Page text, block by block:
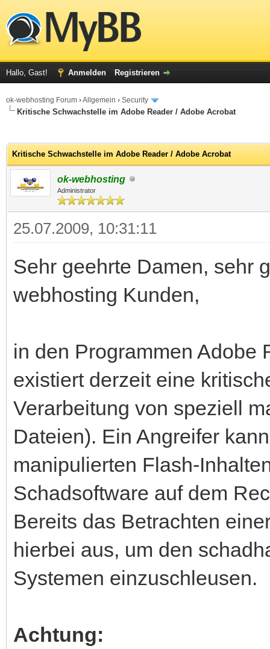
Hallo, Gast! Anmelden Registrieren
ok-webhosting Forum ›Allgemein › Security
Kritische Schwachstelle im Adobe Reader / Adobe Acrobat
Kritische Schwachstelle im Adobe Reader / Adobe Acrobat
ok-webhosting
Administrator
25.07.2009, 10:31:11
Sehr geehrte Damen, sehr
webhosting Kunden,
in den Programmen Adobe
existiert derzeit eine
Verarbeitung von speziell
Dateien). Ein Angreifer
manipulierten Flash-
Schadsoftware auf dem
Bereits das Betrachten
hierbei aus, um den
Systemen einzuschleusen.
Achtung: